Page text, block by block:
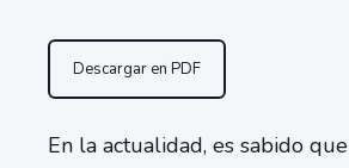
Descargar en PDF
En la actualidad, es sabido